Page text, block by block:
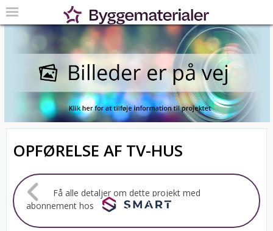
OPFØRELSE AF TV-HUS
Få alle detaljer om dette projekt med
abonnement hos